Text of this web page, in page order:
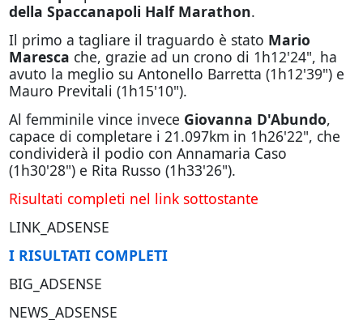
della Spaccanapoli Half Marathon.
Il primo a tagliare il traguardo è stato Mario
Maresca che, grazie ad un crono di 1h12'24", ha
avuto la meglio su Antonello Barretta (1h12'39") e
Mauro Previtali (1h15'10").
Al femminile vince invece Giovanna D'Abundo,
capace di completare i 21.097km in 1h26'22", che
condividerà il podio con Annamaria Caso
(1h30'28") e Rita Russo (1h33'26").
Risultati completi nel link sottostante
LINK_ADSENSE
I RISULTATI COMPLETI
BIG_ADSENSE
NEWS_ADSENSE